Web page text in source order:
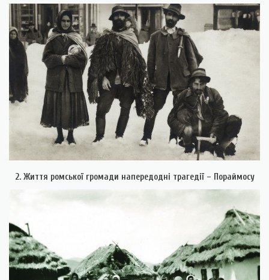
2. Життя ромської громади напередодні трагедії – Пораймосу